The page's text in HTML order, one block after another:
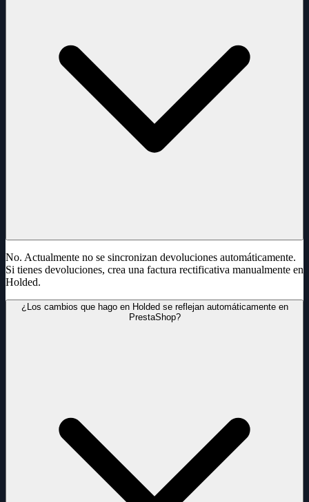
No. Actualmente no se sincronizan devoluciones automáticamente.
Si tienes devoluciones, crea una factura rectificativa manualmente en
Holded.
¿Los cambios que hago en Holded se reflejan automáticamente en
PrestaShop?